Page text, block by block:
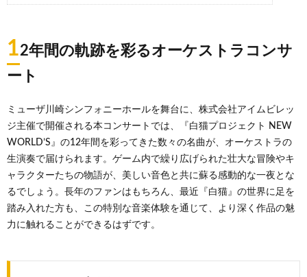
12年間の軌跡を彩るオーケストラコンサ
ート
ミューザ川崎シンフォニーホールを舞台に、株式会社アイムビレッ
ジ主催で開催される本コンサートでは、『白猫プロジェクト NEW
WORLD’S』の12年間を彩ってきた数々の名曲が、オーケストラの
生演奏で届けられます。ゲーム内で繰り広げられた壮大な冒険やキ
ャラクターたちの物語が、美しい音色と共に蘇る感動的な一夜とな
るでしょう。長年のファンはもちろん、最近『白猫』の世界に足を
踏み入れた方も、この特別な音楽体験を通じて、より深く作品の魅
力に触れることができるはずです。